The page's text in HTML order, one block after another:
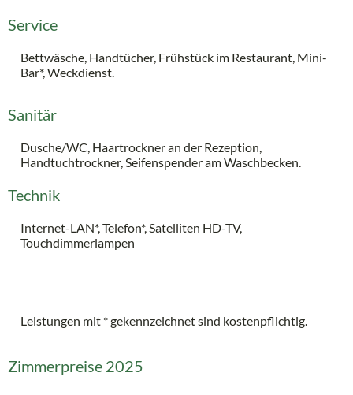
Service
Bettwäsche, Handtücher, Frühstück im Restaurant, Mini-
Bar*, Weckdienst.
Sanitär
Dusche/WC, Haartrockner an der Rezeption,
Handtuchtrockner, Seifenspender am Waschbecken.
Technik
Internet-LAN*, Telefon*, Satelliten HD-TV,
Touchdimmerlampen
Leistungen mit * gekennzeichnet sind kostenpflichtig.
Zimmerpreise 2025